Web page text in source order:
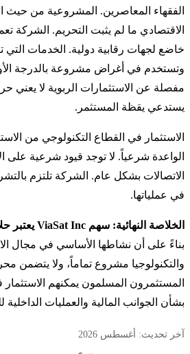
الفقهاء المعاصرين. المشروعية من حيث
الاقتصادي ما لم يثبت التحريم.
خاضع لجهات رقابية دولية. الخدمات التي
وتستخدم في أغراض مشروعة بالدرجة
مفصلة عن الاستثمارات الربوية لا يعني
يستدعي يقظة المستثمر.
الاستثمار في القطاع التكنولوجي من
الواعدة شرعياً. لا توجد قيود شرعية على
الاتصالات بشكل عام. الشركة تلتزم
في عملياتها.
الخلاصة النهائية: سهم ViaSat Inc يعتبر حلالاً من الناحية الشرعية
بناءً على أن نشاطها الأساسي في مجال
والتكنولوجيا مشروع تماماً، ولا يتضمن
المستثمرون المسلمون يمكنهم الاستثمار
بشأن الجوانب المالية والعمليات الداخلية
آخر تحديث: أغسطس 2026